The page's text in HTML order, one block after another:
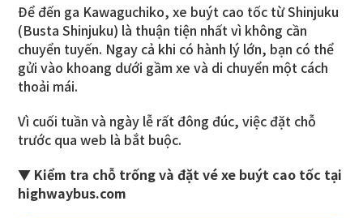
Để đến ga Kawaguchiko, xe buýt cao tốc từ Shinjuku
(Busta Shinjuku) là thuận tiện nhất vì không cần
chuyển tuyến. Ngay cả khi có hành lý lớn, bạn có thể
gửi vào khoang dưới gầm xe và di chuyển một cách
thoải mái.
Vì cuối tuần và ngày lễ rất đông đúc, việc đặt chỗ
trước qua web là bắt buộc.
▼ Kiểm tra chỗ trống và đặt vé xe buýt cao tốc tại
highwaybus.com